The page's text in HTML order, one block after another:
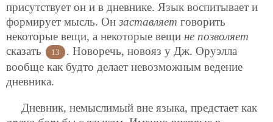
присутствует он и в дневнике. Язык воспитывает и
формирует мысль. Он заставляет говорить
некоторые вещи, а некоторые вещи не позволяет
сказать
13
. Новоречь, новояз у Дж. Оруэлла
вообще как будто делает невозможным ведение
дневника.
Дневник, немыслимый вне языка, предстает как